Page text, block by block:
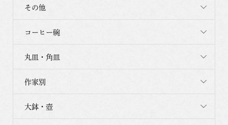
その他
コーヒー碗
丸皿・角皿
作家別
大鉢・壺